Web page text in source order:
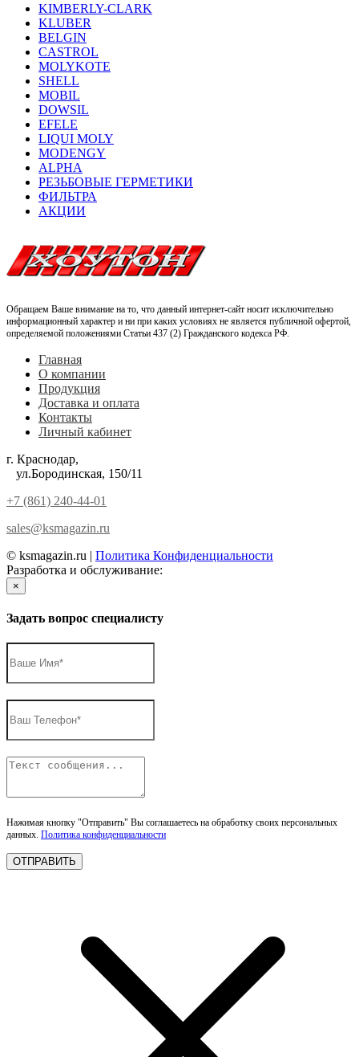
KIMBERLY-CLARK
KLUBER
BELGIN
CASTROL
MOLYKOTE
SHELL
MOBIL
DOWSIL
EFELE
LIQUI MOLY
MODENGY
ALPHA
РЕЗЬБОВЫЕ ГЕРМЕТИКИ
ФИЛЬТРА
АКЦИИ
Обращаем Ваше внимание на то, что данный интернет-сайт носит исключительно
информационный характер и ни при каких условиях не является публичной офертой,
определяемой положениями Статьи 437 (2) Гражданского кодекса РФ.
Главная
О компании
Продукция
Доставка и оплата
Контакты
Личный кабинет
г. Краснодар,
ул.Бородинская, 150/11
+7 (861) 240-44-01
sales@ksmagazin.ru
© ksmagazin.ru | Политика Конфиденциальности
Разработка и обслуживание:
×
Задать вопрос специалисту
Нажимая кнопку "Отправить" Вы соглашаетесь на обработку своих персональных
данных. Политика конфиденциальности